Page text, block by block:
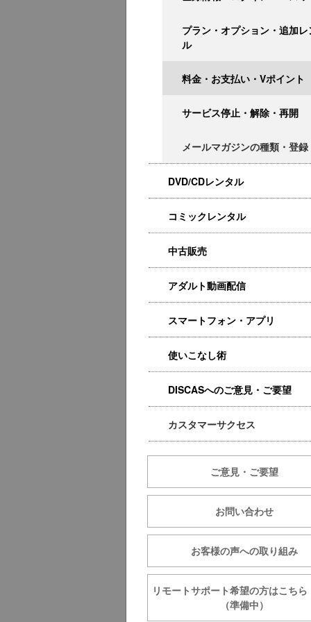
プラン・オプション・追加レ
ル
料金・お支払い・Vポイント
サービス停止・解除・再開
メールマガジンの種類・登
DVD/CDレンタル
コミックレンタル
中古販売
アダルト動画配信
スマートフォン・アプリ
使いこなし術
DISCASへのご意見・ご要望
カスタマーサクセス
ご意見・ご要望
お問い合わせ
お客様の声への取り組み
リモートサポート希望の方は
（準備中）